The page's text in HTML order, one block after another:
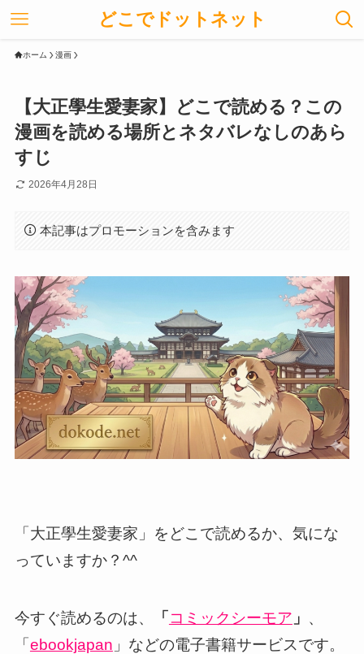
どこでドットネット
ホーム 漫画
【大正學生愛妻家】どこで読める？この
漫画を読める場所とネタバレなしのあら
すじ
2026年4月28日
本記事はプロモーションを含みます
「大正學生愛妻家」をどこで読めるか、気にな
っていますか？^^
今すぐ読めるのは、 「 コミックシーモア 」 、
「 ebookjapan 」などの電子書籍サービスです。